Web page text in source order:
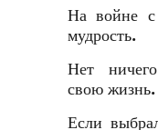
На войне
мудрость.
Нет
свою жизнь.
Если